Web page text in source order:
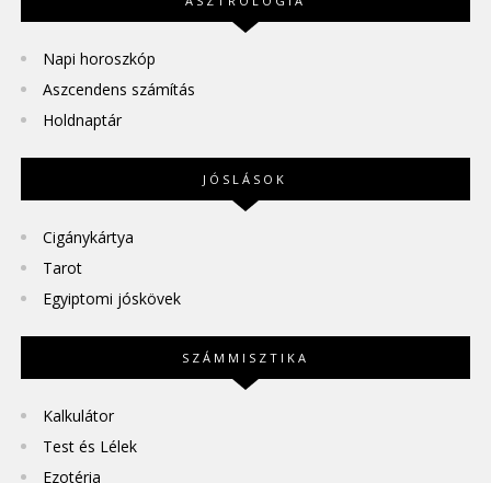
Napi horoszkóp
Aszcendens számítás
Holdnaptár
JÓSLÁSOK
Cigánykártya
Tarot
Egyiptomi jóskövek
SZÁMMISZTIKA
Kalkulátor
Test és Lélek
Ezotéria